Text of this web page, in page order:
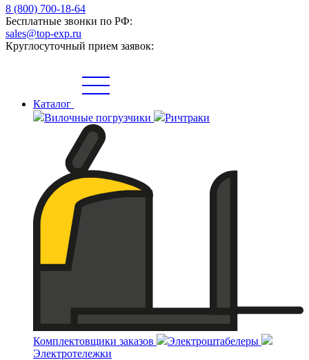
8 (800) 700-18-64
Бесплатные звонки по РФ:
sales@top-exp.ru
Круглосуточный прием заявок:
Каталог
Вилочные погрузчики
Ричтраки
Комплектовщики заказов
Электроштабелеры
Электротележки